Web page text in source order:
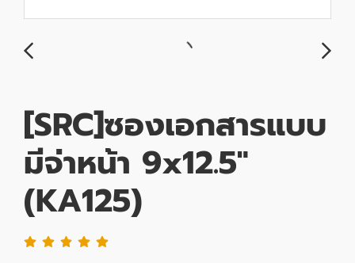
[SRC]ซองเอกสารแบบ
มีจ่าหน้า 9x12.5"
(KA125)